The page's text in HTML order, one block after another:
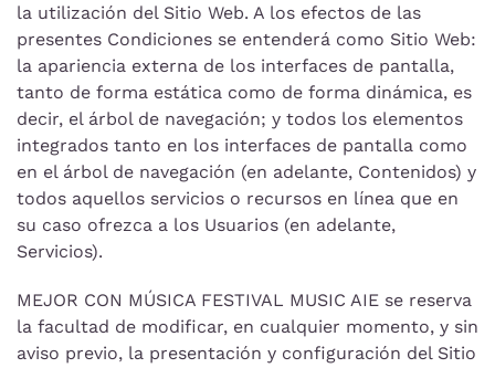
la utilización del Sitio Web. A los efectos de las
presentes Condiciones se entenderá como Sitio Web:
la apariencia externa de los interfaces de pantalla,
tanto de forma estática como de forma dinámica, es
decir, el árbol de navegación; y todos los elementos
integrados tanto en los interfaces de pantalla como
en el árbol de navegación (en adelante, Contenidos) y
todos aquellos servicios o recursos en línea que en
su caso ofrezca a los Usuarios (en adelante,
Servicios).
MEJOR CON MÚSICA FESTIVAL MUSIC AIE se reserva
la facultad de modificar, en cualquier momento, y sin
aviso previo, la presentación y configuración del Sitio